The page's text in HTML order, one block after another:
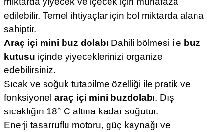
edilebilir. Temel ihtiyaçlar için bol miktarda alana
sahiptir.
Araç içi mini buz dolabı Dahili bölmesi ile buz
kutusu içinde yiyeceklerinizi organize
edebilirsiniz.
Sıcak ve soğuk tutabilme özelliği ile pratik ve
fonksiyonel araç içi mini buzdolabı. Dış
sıcaklığın 18° C altına kadar soğutur.
Enerji tasarruflu motoru, güç kaynağı ve